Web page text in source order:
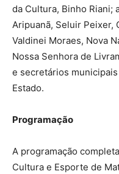
da Cultura, Binho Riani;
Aripuanã, Seluir Peixer,
Valdinei Moraes, Nova
Nossa Senhora de
e secretários
Estado.
Programação
A programação
Cultura e Esporte de